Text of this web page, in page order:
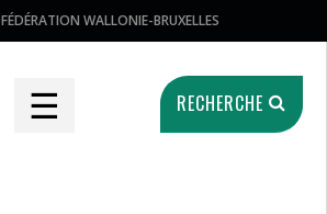
FÉDÉRATION WALLONIE-BRUXELLES
☰ RECHERCHE